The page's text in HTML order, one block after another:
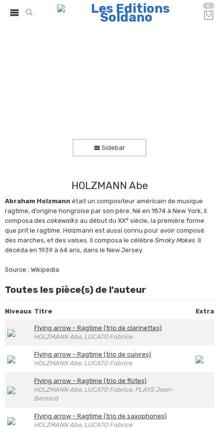
0
Sidebar
HOLZMANN Abe
Abraham Holzmann était un compositeur américain de musique
ragtime, d’origine hongroise par son père. Né en 1874 à New York, il
composa des cakewalksau début du XXesiècle, la première forme
que prit le ragtime. Holzmann est aussi connu pour avoir composé
des marches, et des valses. Il composa le célèbre Smoky Mokes. Il
décéda en 1939 à 64 ans, dans le New Jersey.
Source : Wikipedia
Toutes les pièce(s) de l’auteur
Niveaux Titre Extra
Flying arrow – Ragtime (trio de clarinettes)
HOLZMANN Abe, LUCATO Fabrice
Flying arrow – Ragtime (trio de cuivres)
HOLZMANN Abe, LUCATO Fabrice
Flying arrow – Ragtime (trio de flûtes)
HOLZMANN Abe, LUCATO Fabrice, PLAYS Jean-
Bernard
Flying arrow – Ragtime (trio de saxophones)
HOLZMANN Abe, LUCATO Fabrice